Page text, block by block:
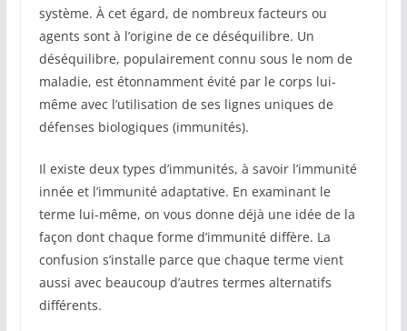
système. À cet égard, de nombreux facteurs ou
agents sont à l’origine de ce déséquilibre. Un
déséquilibre, populairement connu sous le nom de
maladie, est étonnamment évité par le corps lui-
même avec l’utilisation de ses lignes uniques de
défenses biologiques (immunités).
Il existe deux types d’immunités, à savoir l’immunité
innée et l’immunité adaptative. En examinant le
terme lui-même, on vous donne déjà une idée de la
façon dont chaque forme d’immunité diffère. La
confusion s’installe parce que chaque terme vient
aussi avec beaucoup d’autres termes alternatifs
différents.